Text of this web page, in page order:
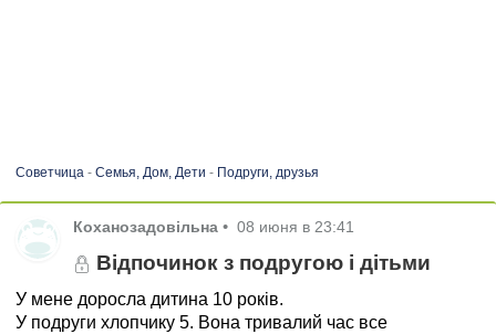
Советчица- Семья, Дом, Дети - Подруги, друзья
Коханозадовільна • 08 июня в 23:41
Відпочинок з подругою і дітьми
У мене доросла дитина 10 років.
У подруги хлопчику 5. Вона тривалий час все